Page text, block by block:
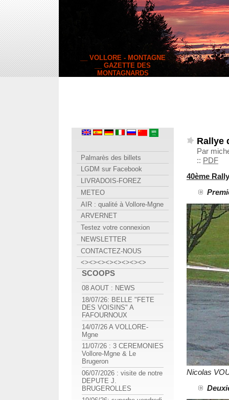
__ VOLLORE - MONTAGNE
__ GAZETTE DES
MONTAGNARDS
Rallye
Par
:: PDF
40ème
Nicolas
Palmarès des billets
LGDM sur Facebook
LIVRADOIS-FOREZ
METEO
AIR : qualité à Vollore-Mgne
ARVERNET
Testez votre connexion
NEWSLETTER
CONTACTEZ-NOUS
<><><><><><><><>
SCOOPS
08 AOUT : NEWS
18/07/26: BELLE "FETE
DES VOISINS" A
FAFOURNOUX
14/07/26 A VOLLORE-
Mgne
11/07/26 : 3 CEREMONIES
Vollore-Mgne & Le
Brugeron
06/07/2026 : visite de notre
DEPUTE J.
BRUGEROLLES